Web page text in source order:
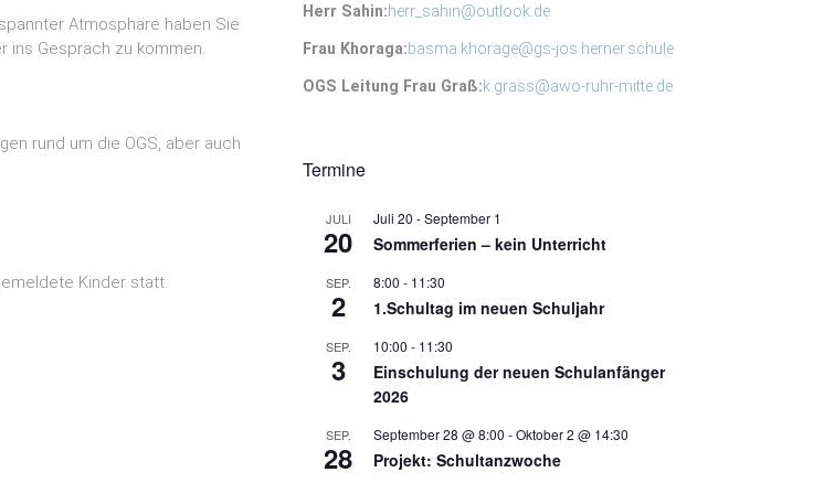
Atmosphäre haben Sie
ins Gespräch zu kommen.
rund um die OGS, aber auch
Kinder statt.
Herr Sahin:herr_sahin@outlook.de
Frau Khoraga:basma.khorage@gs-jos.herner.schule
OGS Leitung Frau Graß:k.grass@awo-ruhr-mitte.de
Termine
JULI
20
Juli 20 -September 1
Sommerferien – kein Unterricht
SEP.
2
8:00 - 11:30
1.Schultag im neuen Schuljahr
SEP.
3
10:00 - 11:30
Einschulung der neuen Schulanfänger
2026
SEP.
28
September 28 @ 8:00 -Oktober 2 @ 14:30
Projekt: Schultanzwoche